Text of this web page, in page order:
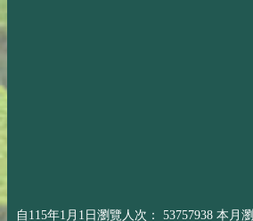
自115年1月1日瀏覽人次： 53757938 本月瀏